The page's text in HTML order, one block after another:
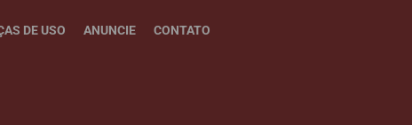
DE USO ANUNCIE CONTATO